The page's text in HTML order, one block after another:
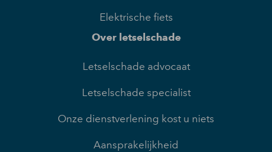
Elektrische fiets
Over letselschade
Letselschade advocaat
Letselschade specialist
Onze dienstverlening kost u niets
Aansprakelijkheid